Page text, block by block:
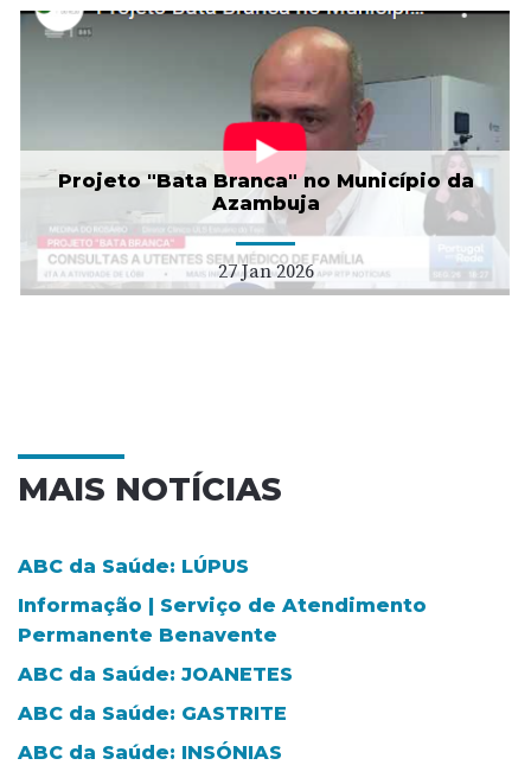
Projeto "Bata Branca" no Município da
Azambuja
27 Jan 2026
MAIS NOTÍCIAS
ABC da Saúde: LÚPUS
Informação | Serviço de Atendimento
Permanente Benavente
ABC da Saúde: JOANETES
ABC da Saúde: GASTRITE
ABC da Saúde: INSÓNIAS